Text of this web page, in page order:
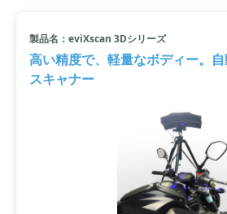
小カテゴリ: 三次元測定器
製品名：eviXscan 3Dシリーズ
高い精度で、軽量なボディー。
スキャナー